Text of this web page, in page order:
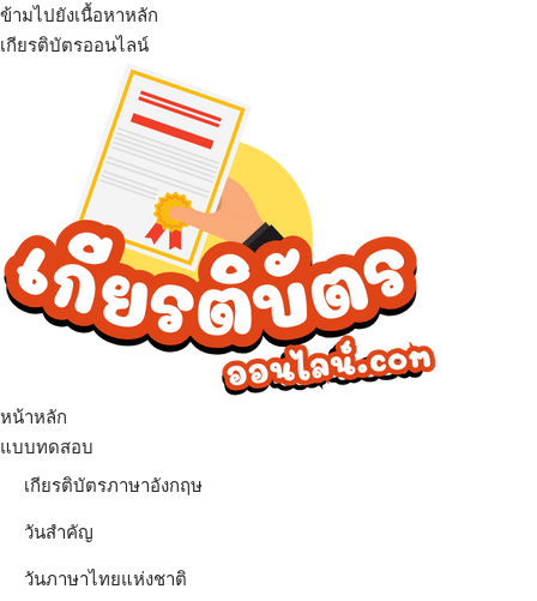
ข้ามไปยังเนื้อหาหลัก
เกียรติบัตรออนไลน์
เมนู
หน้าหลัก
แบบทดสอบ
เกียรติบัตรภาษาอังกฤษ
วันสำคัญ
วันภาษาไทยแห่งชาติ